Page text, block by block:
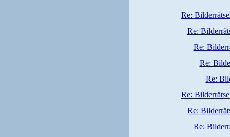
Re:
Re:
Re:
Re:
Re:
Re:
Re:
Re: